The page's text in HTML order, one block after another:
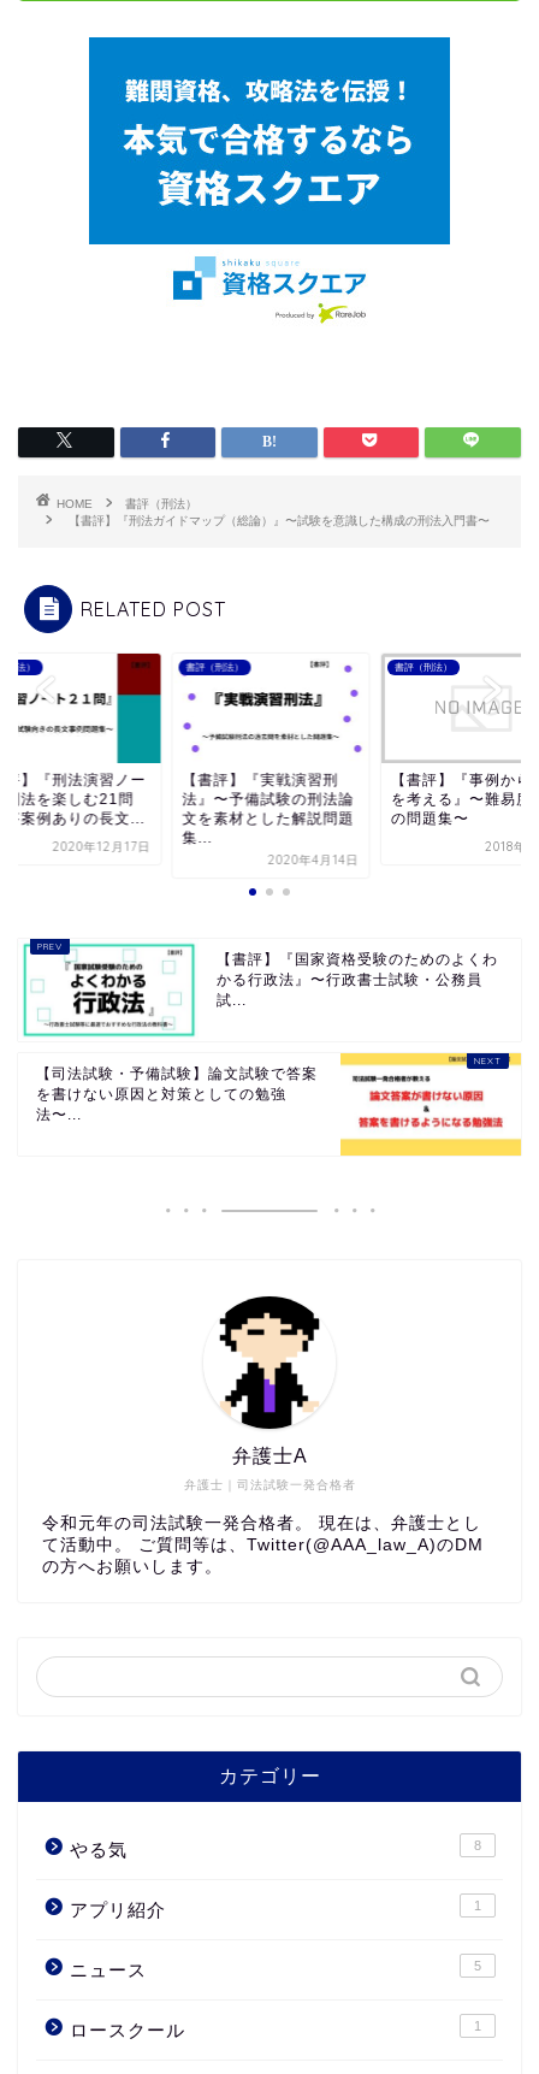
HOME
書評（刑法）
【書評】『刑法ガイドマップ（総論）』〜試験を意識した構成の刑法入門書〜
RELATED POST
刑法）
評】『刑法演習ノー
法を楽しむ21問
答案例ありの長文...
2020年12月17日
書評（刑法）
【書評】『実戦演習刑
法』〜予備試験の刑法論
文を素材とした解説問題
集...
2020年4月14日
書評（刑法）
【書評】『事例から
を考える』〜難易度
の問題集〜
2018年7
【書評】『国家資格受験のためのよくわ
かる行政法』〜行政書士試験・公務員
試...
【司法試験・予備試験】論文試験で答案
を書けない原因と対策としての勉強
法〜...
弁護士｜司法試験一発合格者
弁護士A
令和元年の司法試験一発合格者。 現在は、弁護士とし
て活動中。 ご質問等は、Twitter(@AAA_law_A)のDM
の方へお願いします。
カテゴリー
やる気 8
アプリ紹介 1
ニュース 5
ロースクール 1